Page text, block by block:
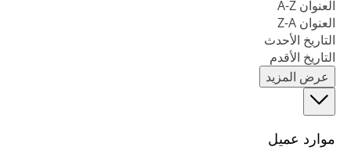
العنوان A-Z
العنوان Z-A
التاريخ الأحدث
التاريخ الأقدم
عرض المزيد
موارد عميل